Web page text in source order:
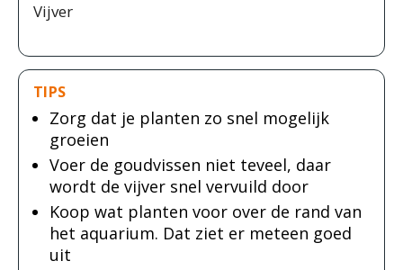
Vijver
TIPS
Zorg dat je planten zo snel mogelijk
groeien
Voer de goudvissen niet teveel, daar
wordt de vijver snel vervuild door
Koop wat planten voor over de rand van
het aquarium. Dat ziet er meteen goed
uit